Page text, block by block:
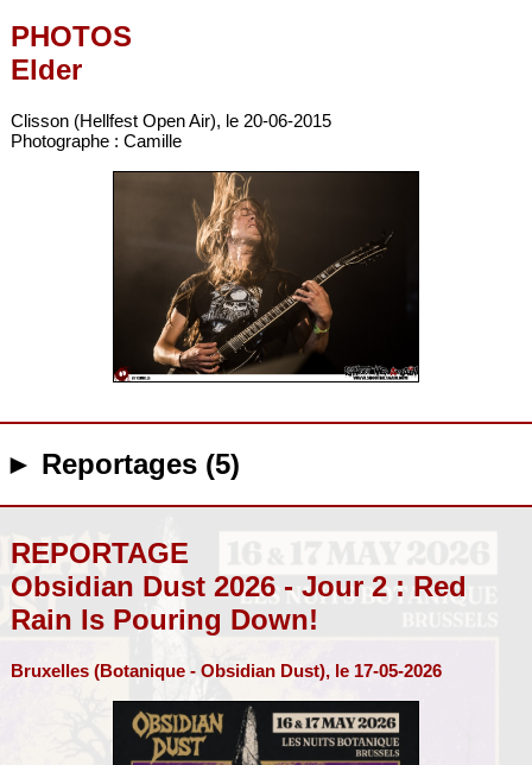
PHOTOS
Elder
Clisson (Hellfest Open Air), le 20-06-2015
Photographe : Camille
► Reportages (5)
REPORTAGE
Obsidian Dust 2026 - Jour 2 : Red
Rain Is Pouring Down!
Bruxelles (Botanique - Obsidian Dust), le 17-05-2026